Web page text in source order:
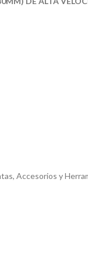
, Accesorios y